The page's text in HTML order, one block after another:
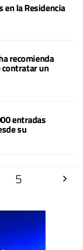
en la Residencia
recomienda
contratar un
entradas
su
5